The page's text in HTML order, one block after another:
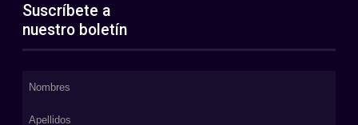
Suscríbete a
nuestro boletín